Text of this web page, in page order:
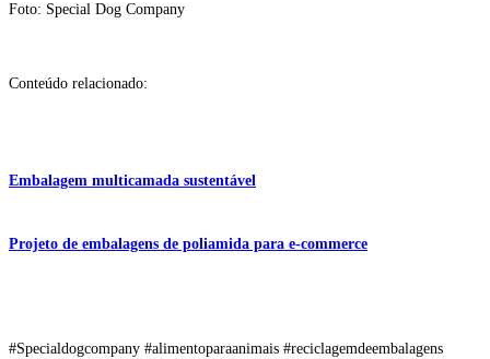
Foto: Special Dog Company
Conteúdo relacionado:
Embalagem multicamada sustentável
Projeto de embalagens de poliamida para e-commerce
#Specialdogcompany #alimentoparaanimais #reciclagemdeembalagens